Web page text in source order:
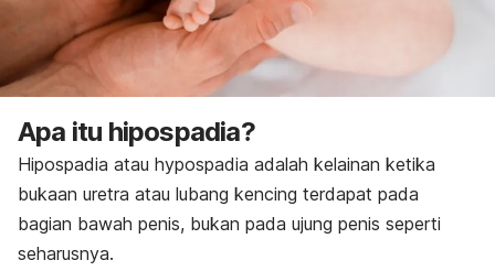
Apa itu hipospadia?
Hipospadia atau hypospadia adalah kelainan ketika
bukaan uretra atau lubang kencing terdapat pada
bagian bawah penis, bukan pada ujung penis seperti
seharusnya.